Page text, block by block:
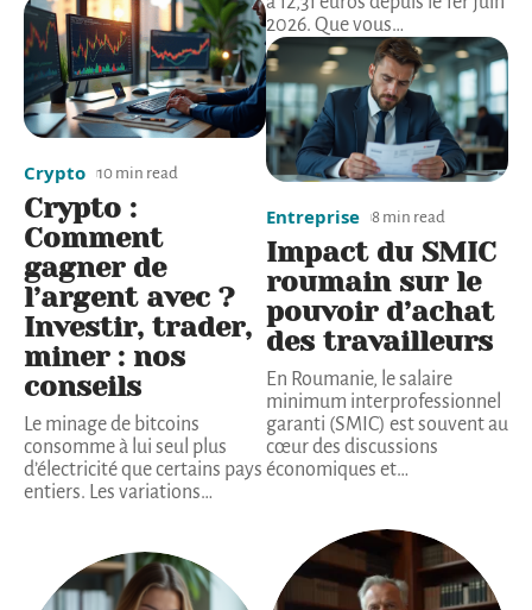
Crypto 10 min read
Crypto :
Comment
gagner de
l’argent avec ?
Investir, trader,
miner : nos
conseils
Le minage de bitcoins
consomme à lui seul plus
d’électricité que certains pays
entiers. Les variations…
2026. Que vous…
Entreprise 8 min read
Impact du SMIC
roumain sur le
pouvoir d’achat
des travailleurs
En Roumanie, le salaire
minimum interprofessionnel
garanti (SMIC) est souvent au
cœur des discussions
économiques et…